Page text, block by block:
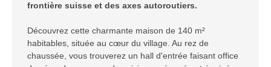
frontière suisse et des axes autoroutiers.
Découvrez cette charmante maison de 140 m²
habitables, située au cœur du village. Au rez de
chaussée, vous trouverez un hall d'entrée faisant office